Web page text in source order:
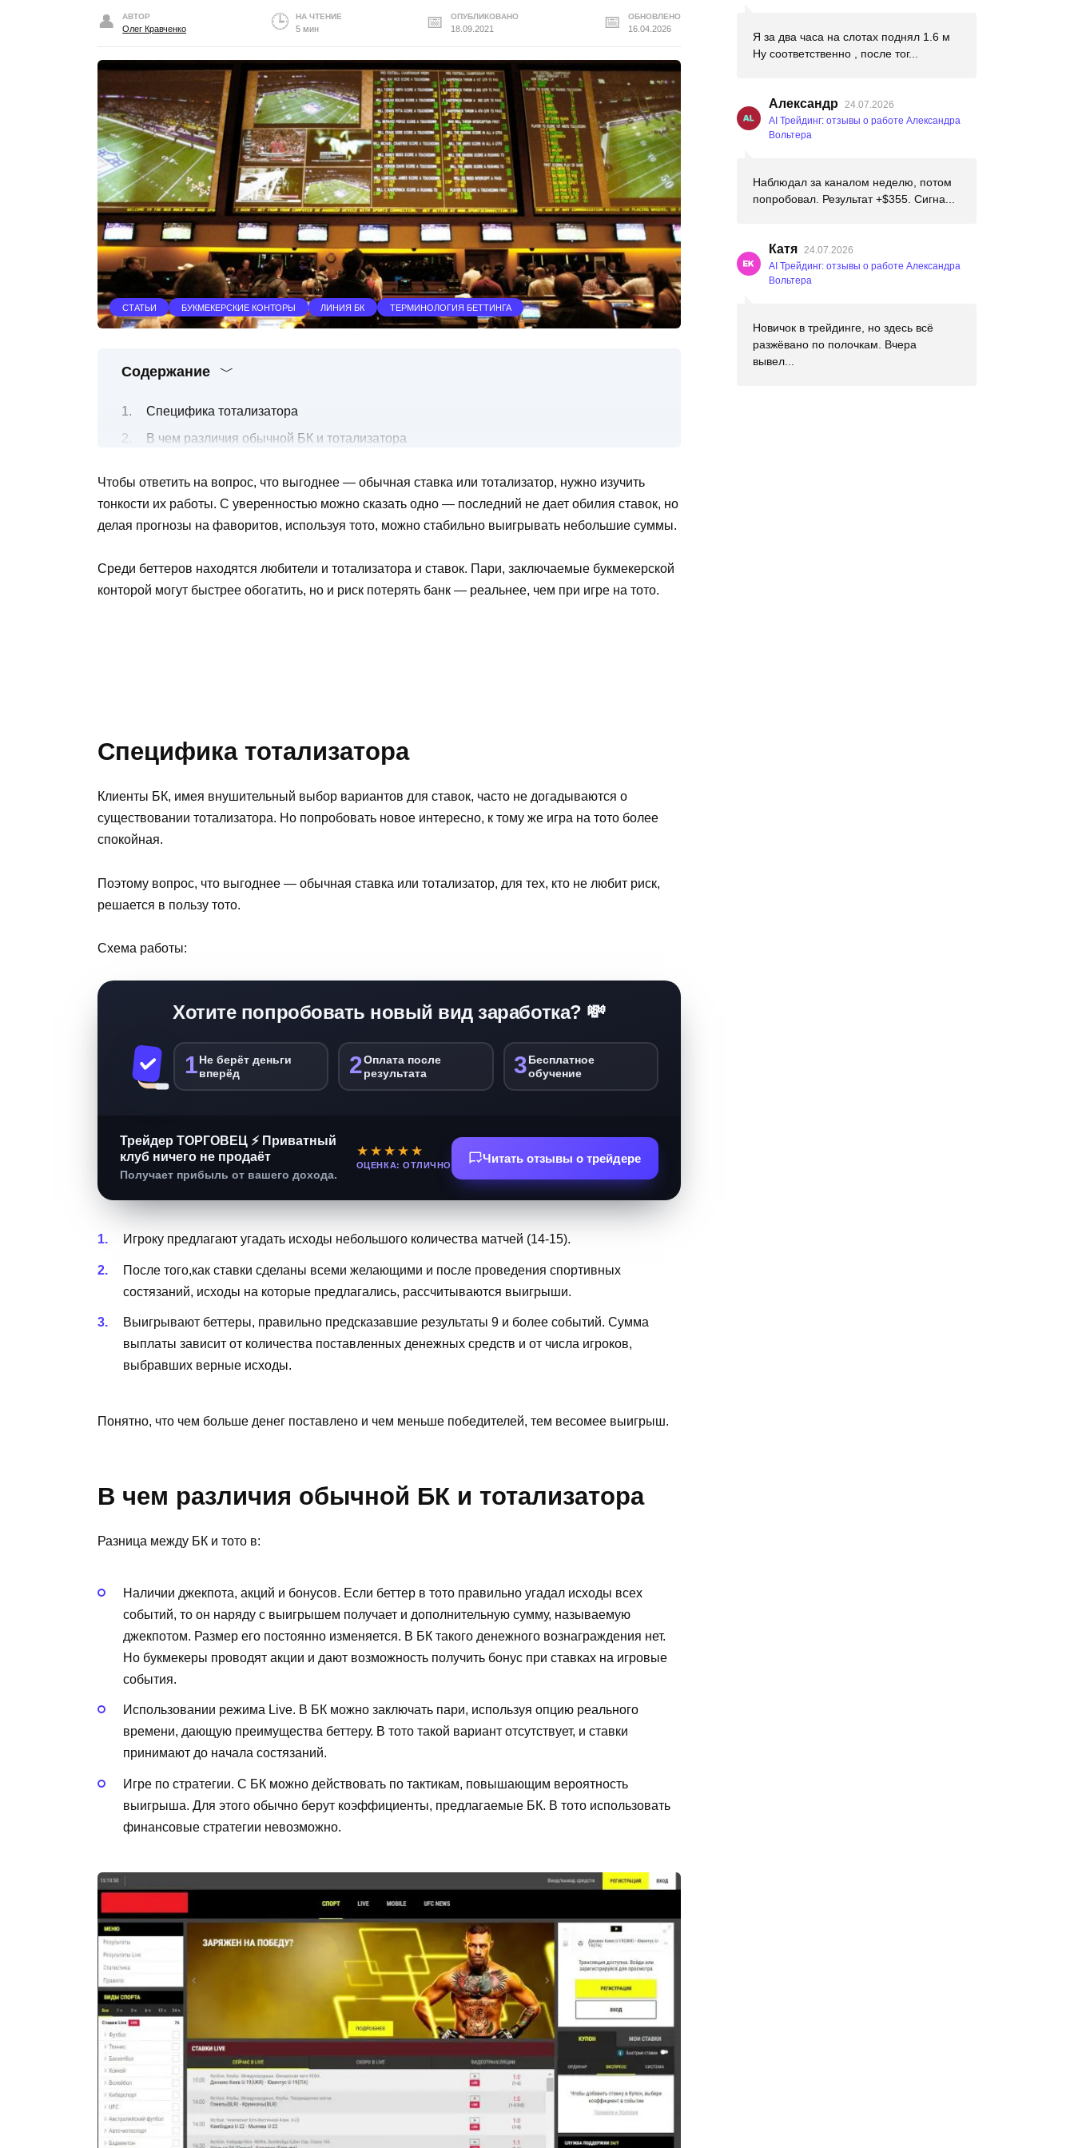
АВТОР
Олег Кравченко
НА ЧТЕНИЕ
5 мин
ОПУБЛИКОВАНО
18.09.2021
ОБНОВЛЕНО
16.04.2026
СТАТЬИ БУКМЕКЕРСКИЕ КОНТОРЫ ЛИНИЯ БК ТЕРМИНОЛОГИЯ БЕТТИНГА
Содержание
Специфика тотализатора
В чем различия обычной БК и тотализатора
В каких букмекерских конторах есть тотализатор
Можно ли заработать на тотализаторе
Что выбрать
Чтобы ответить на вопрос, что выгоднее — обычная ставка или тотализатор, нужно изучить
тонкости их работы. С уверенностью можно сказать одно — последний не дает обилия ставок, но
делая прогнозы на фаворитов, используя тото, можно стабильно выигрывать небольшие суммы.
Среди беттеров находятся любители и тотализатора и ставок. Пари, заключаемые букмекерской
конторой могут быстрее обогатить, но и риск потерять банк — реальнее, чем при игре на тото.
Специфика тотализатора
Клиенты БК, имея внушительный выбор вариантов для ставок, часто не догадываются о
существовании тотализатора. Но попробовать новое интересно, к тому же игра на тото более
спокойная.
Поэтому вопрос, что выгоднее — обычная ставка или тотализатор, для тех, кто не любит риск,
решается в пользу тото.
Схема работы:
Хотите попробовать новый вид заработка? 💸
1 Не берёт деньги
вперёд
2Оплата после
результата
3Бесплатное
обучение
Трейдер ТОРГОВЕЦ ⚡ Приватный
клуб ничего не продаёт
Получает прибыль от вашего дохода.
★★★★★
ОЦЕНКА: ОТЛИЧНО Читать отзывы о трейдере
Игроку предлагают угадать исходы небольшого количества матчей (14-15).
После того,как ставки сделаны всеми желающими и после проведения спортивных
состязаний, исходы на которые предлагались, рассчитываются выигрыши.
Выигрывают беттеры, правильно предсказавшие результаты 9 и более событий. Сумма
выплаты зависит от количества поставленных денежных средств и от числа игроков,
выбравших верные исходы.
Понятно, что чем больше денег поставлено и чем меньше победителей, тем весомее выигрыш.
В чем различия обычной БК и тотализатора
Разница между БК и тото в:
Наличии джекпота, акций и бонусов. Если беттер в тото правильно угадал исходы всех
событий, то он наряду с выигрышем получает и дополнительную сумму, называемую
джекпотом. Размер его постоянно изменяется. В БК такого денежного вознаграждения нет.
Но букмекеры проводят акции и дают возможность получить бонус при ставках на игровые
события.
Использовании режима Live. В БК можно заключать пари, используя опцию реального
времени, дающую преимущества беттеру. В тото такой вариант отсутствует, и ставки
принимают до начала состязаний.
Игре по стратегии. С БК можно действовать по тактикам, повышающим вероятность
выигрыша. Для этого обычно берут коэффициенты, предлагаемые БК. В тото использовать
финансовые стратегии невозможно.
Я за два часа на слотах поднял 1.6 м
Ну соответственно , после тог...
Александр
24.07.2026
AI Трейдинг: отзывы о работе Александра
Вольтера
Наблюдал за каналом неделю, потом
попробовал. Результат +$355. Сигна...
Катя 24.07.2026
AI Трейдинг: отзывы о работе Александра
Вольтера
Новичок в трейдинге, но здесь всё
разжёвано по полочкам. Вчера
вывел...